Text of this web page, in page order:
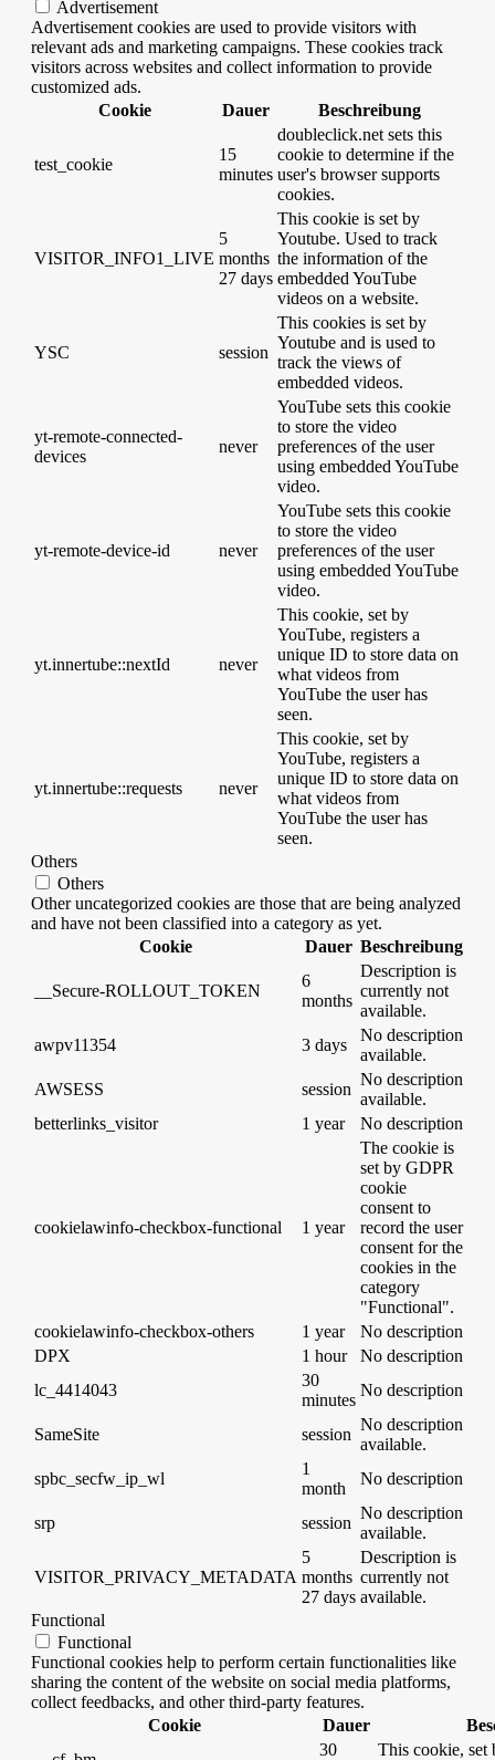
Advertisement
Advertisement cookies are used to provide visitors with
relevant ads and marketing campaigns. These cookies track
visitors across websites and collect information to provide
customized ads.
Cookie
Dauer Beschreibung
test_cookie
15
minutes
doubleclick.net sets this
cookie to determine if the
user's browser supports
cookies.
VISITOR_INFO1_LIVE
5
months
27 days
This cookie is set by
Youtube. Used to track
the information of the
embedded YouTube
videos on a website.
YSC session
This cookies is set by
Youtube and is used to
track the views of
embedded videos.
yt-remote-connected-
devices
never
YouTube sets this cookie
to store the video
preferences of the user
using embedded YouTube
video.
yt-remote-device-id never
YouTube sets this cookie
to store the video
preferences of the user
using embedded YouTube
video.
yt.innertube::nextId never
This cookie, set by
YouTube, registers a
unique ID to store data on
what videos from
YouTube the user has
seen.
yt.innertube::requests never
This cookie, set by
YouTube, registers a
unique ID to store data on
what videos from
YouTube the user has
seen.
Others
Others
Other uncategorized cookies are those that are being analyzed
and have not been classified into a category as yet.
Cookie
Dauer Beschreibung
__Secure-ROLLOUT_TOKEN
6
months
Description is
currently not
available.
awpv11354
3 days
No description
available.
AWSESS
session
No description
available.
betterlinks_visitor
1 year No description
cookielawinfo-checkbox-functional 1 year
The cookie is
set by GDPR
cookie
consent to
record the user
consent for the
cookies in the
category
"Functional".
cookielawinfo-checkbox-others
1 year
No description
DPX
1 hour
No description
lc_4414043
30
minutes
No description
SameSite session
No description
available.
spbc_secfw_ip_wl
1
month
No description
srp session
No description
available.
VISITOR_PRIVACY_METADATA
5
months
27 days
Description is
currently not
available.
Functional
Functional
Functional cookies help to perform certain functionalities like
sharing the content of the website on social media platforms,
collect feedbacks, and other third-party features.
Cookie
Dauer
30
This cookie, set